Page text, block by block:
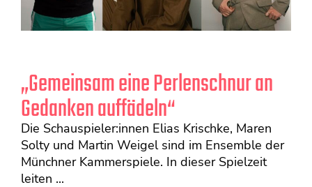
„Gemeinsam eine Perlenschnur an
Gedanken auffädeln“
Die Schauspieler:innen Elias Krischke, Maren
Solty und Martin Weigel sind im Ensemble der
Münchner Kammerspiele. In dieser Spielzeit
leiten ...